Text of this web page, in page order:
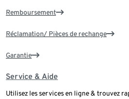
Remboursement
Réclamation/ Pièces de rechange
Garantie
Service & Aide
Utilisez les services en ligne & trouvez